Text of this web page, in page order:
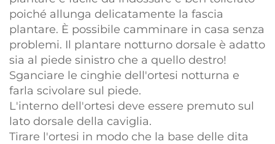
poiché allunga delicatamente la fascia
plantare. È possibile camminare in casa senza
problemi. Il plantare notturno dorsale è adatto
sia al piede sinistro che a quello destro!
Sganciare le cinghie dell'ortesi notturna e
farla scivolare sul piede.
L'interno dell'ortesi deve essere premuto sul
lato dorsale della caviglia.
Tirare l'ortesi in modo che la base delle dita